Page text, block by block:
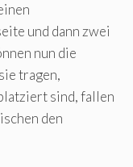
und dann zwei
nun die
tragen,
sind, fallen
den